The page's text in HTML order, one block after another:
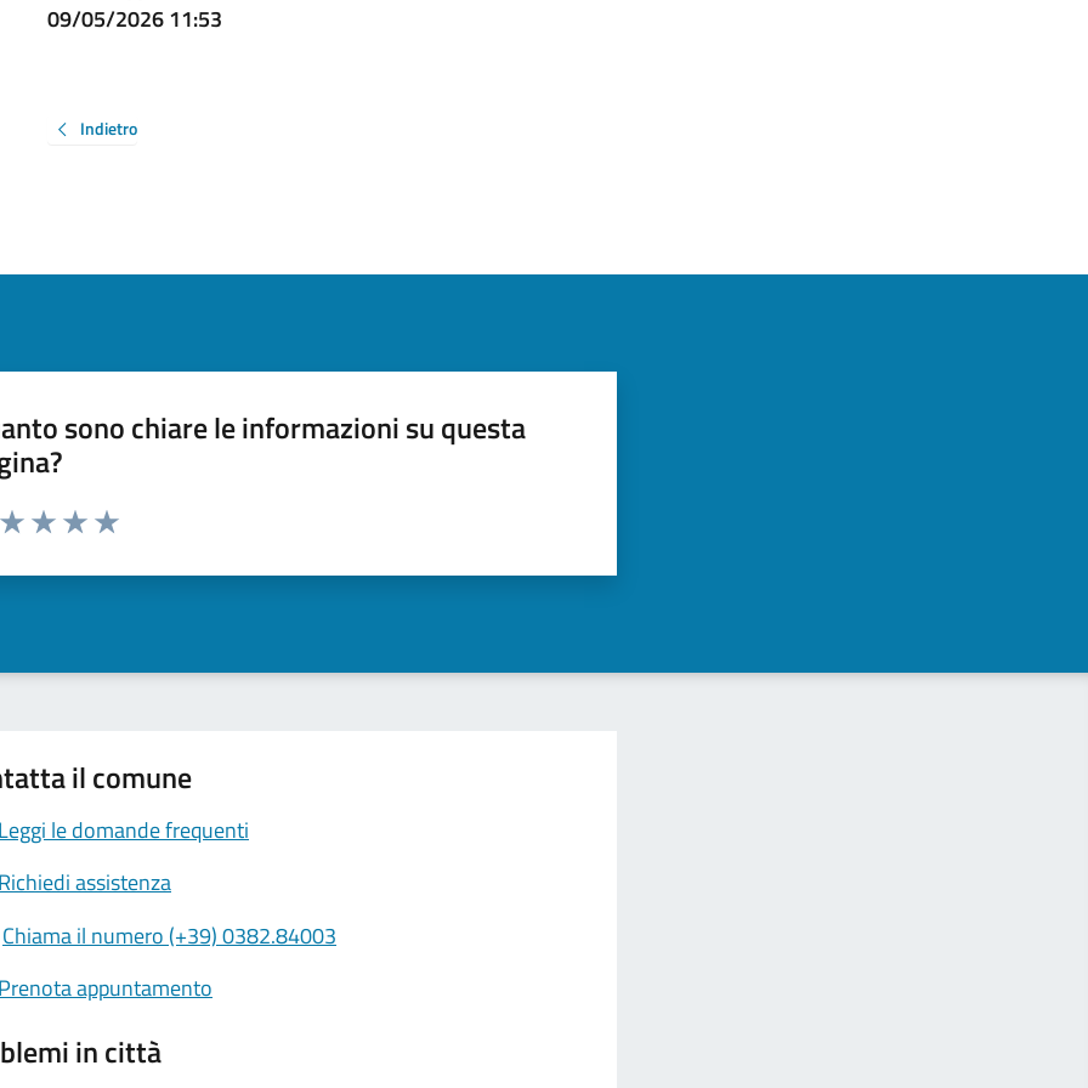
09/05/2026 11:53
Indietro
sono chiare le informazioni su questa
da 1 a 5 stelle la pagina
il comune
Leggi le domande frequenti
Richiedi assistenza
Chiama il numero (+39) 0382.84003
Prenota appuntamento
in città